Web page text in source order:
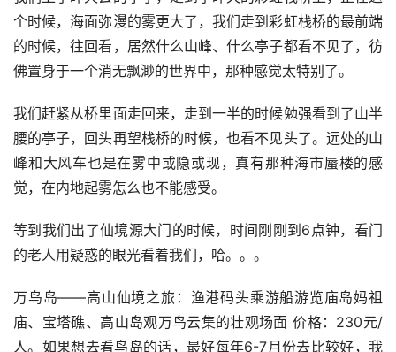
个时候，海面弥漫的雾更大了，我们走到彩虹栈桥的最前端
的时候，往回看，居然什么山峰、什么亭子都看不见了，彷
佛置身于一个消无飘渺的世界中，那种感觉太特别了。
我们赶紧从桥里面走回来，走到一半的时候勉强看到了山半
腰的亭子，回头再望栈桥的时候，也看不见头了。远处的山
峰和大风车也是在雾中或隐或现，真有那种海市蜃楼的感
觉，在内地起雾怎么也不能感受。
等到我们出了仙境源大门的时候，时间刚刚到6点钟，看门
的老人用疑惑的眼光看着我们，哈。。。
万鸟岛——高山仙境之旅：渔港码头乘游船游览庙岛妈祖
庙、宝塔礁、高山岛观万鸟云集的壮观场面 价格：230元/
人。如果想去看鸟岛的话，最好每年6-7月份去比较好，我